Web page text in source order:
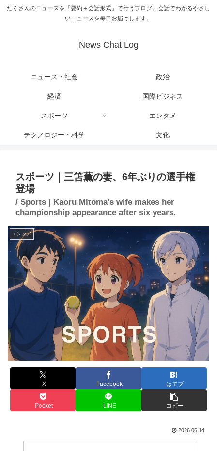
たくさんのニュースを「要約＋会話形式」で行うブログ。会話でわかるやさし
いニュースを毎日お届けします。
News Chat Log
ニュース・社会 政治
経済 国際ビジネス
スポーツ エンタメ
テクノロジー・科学 文化
スポーツ｜三笘薫の妻、6年ぶりの選手権
登場
/ Sports | Kaoru Mitoma’s wife makes her
championship appearance after six years.
エンタメ
X Facebook はてブ
Pocket LINE コピー
2026.06.14